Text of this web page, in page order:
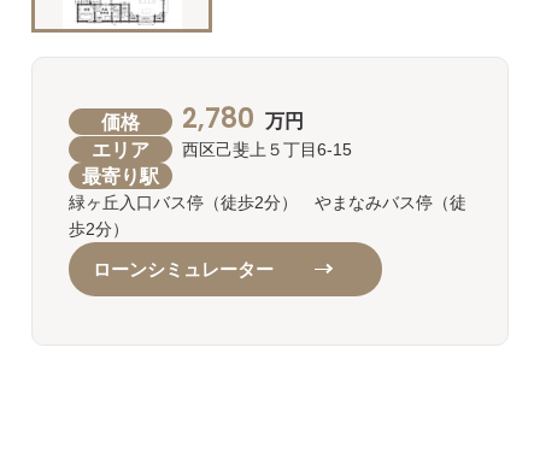
価格 2,780 万円
エリア 西区己斐上５丁目6-15
最寄り駅
緑ヶ丘入口バス停（徒歩2分） やまなみバス停（徒
歩2分）
ローンシミュレーター